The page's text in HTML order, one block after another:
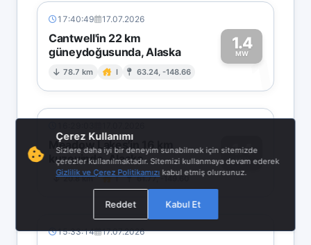
17:40:49 17.07.2026
Cantwell'in 22 km
güneydoğusunda, Alaska
78.7 km I 63.24, -148.66
1.4
MW1
Meadow Lakes'in 16 km
kuzeyinde, Alaska
20.8 km I 61.77, -149.60
1.4
MW1
15:33:14 17.07.2026
Çerez Kullanımı
Sizlere daha iyi bir deneyim sunabilmek için sitemizde
çerezler kullanılmaktadır. Sitemizi kullanmaya devam ederek
Gizlilik ve Çerez Politikamızı kabul etmiş olursunuz.
Reddet Kabul Et